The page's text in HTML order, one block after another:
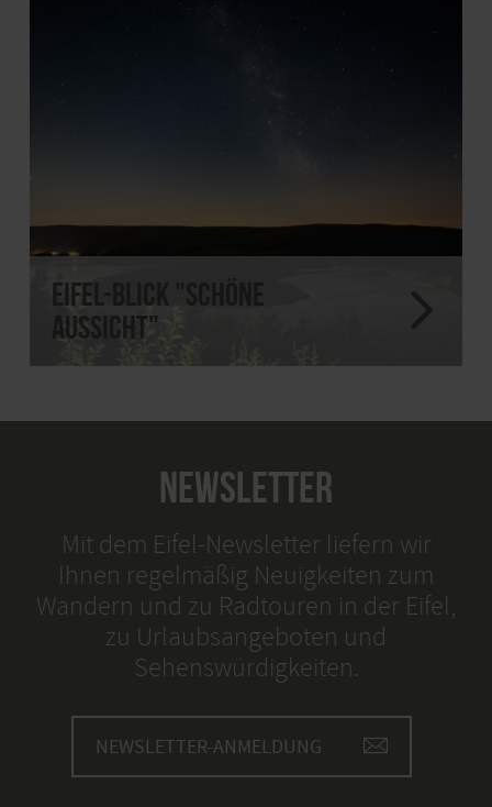
Eifel-Blick "Schöne
Aussicht"
NEWSLETTER
Mit dem Eifel-Newsletter liefern wir
Ihnen regelmäßig Neuigkeiten zum
Wandern und zu Radtouren in der Eifel,
zu Urlaubsangeboten und
Sehenswürdigkeiten.
NEWSLETTER-ANMELDUNG